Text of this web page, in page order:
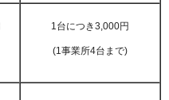
1台につき3,000円
(1事業所4台まで)